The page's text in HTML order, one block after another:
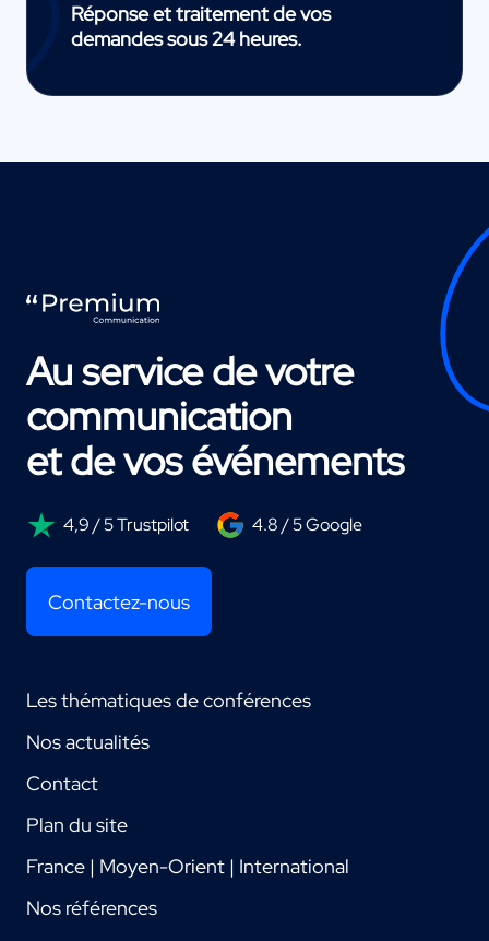
Réponse et traitement de vos
demandes sous 24 heures.
Au service de votre
communication
et de vos événements
4,9 / 5 Trustpilot 4.8 / 5 Google
Contactez-nous
Les thématiques de conférences
Nos actualités
Contact
Plan du site
France | Moyen-Orient | International
Nos références